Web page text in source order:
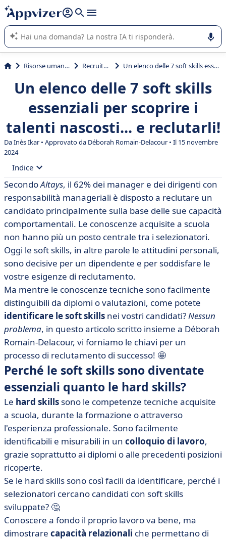
righe con
shift + enter
L'IA di Appvizer vi guida nell'utilizzo o nella scelta di un
software SaaS per la vostra azienda.
Risorse umane (HR) Recruitment Un elenco delle 7 soft skills essenziali per scoprire i talenti nascosti... e reclutarli!
Un elenco delle 7 soft skills
essenziali per scoprire i
talenti nascosti... e reclutarli!
Da Inès Ikar • Approvato da Déborah Romain-Delacour • Il 15 novembre
2024
Indice
• Perché le soft skills sono diventate essenziali quanto
le hard skills?
• Quali sono le 7 soft skills da ricercare nelle persone di
talento?
• Come si testano le soft skill per identificarle?
• Avete imparato a padroneggiare le soft skills che
sono essenziali sul posto di lavoro?
SecondoAltays, il 62% dei manager e dei dirigenti con
responsabilità manageriali è disposto a reclutare un
candidato principalmente sulla base delle sue capacità
comportamentali. Le conoscenze acquisite a scuola
non hanno più un posto centrale tra i selezionatori.
Oggi le soft skills, in altre parole le attitudini personali,
sono decisive per un dipendente e per soddisfare le
vostre esigenze di reclutamento.
Ma mentre le conoscenze tecniche sono facilmente
distinguibili da diplomi o valutazioni, come potete
identificare le soft skills nei vostri candidati?Nessun
problema, in questo articolo scritto insieme a Déborah
Romain-Delacour, vi forniamo le chiavi per un
processo di reclutamento di successo! 🤩
Perché le soft skills sono diventate
essenziali quanto le hard skills?
Le hard skills sono le competenze tecniche acquisite
a scuola, durante la formazione o attraverso
l'esperienza professionale. Sono facilmente
identificabili e misurabili in un colloquio di lavoro,
grazie soprattutto ai diplomi o alle precedenti posizioni
ricoperte.
Se le hard skills sono così facili da identificare, perché i
selezionatori cercano candidati con soft skills
sviluppate? 🤔
Conoscere a fondo il proprio lavoro va bene, ma
dimostrare capacità relazionali che permettano di